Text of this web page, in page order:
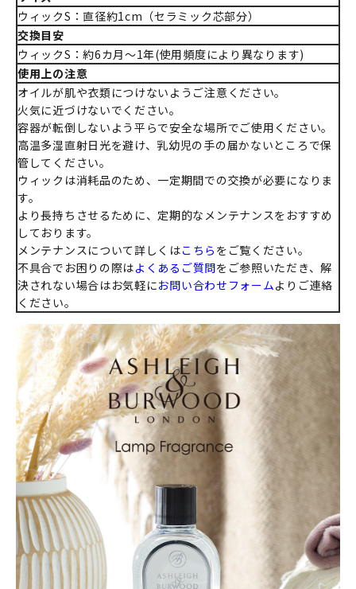
ウィックS：直径約1cm（セラミック芯部分）
交換目安
ウィックS：約6カ月～1年(使用頻度により異なります)
使用上の注意
オイルが肌や衣類につけないようご注意ください。
火気に近づけないでください。
容器が転倒しないよう平らで安全な場所でご使用ください。
高温多湿直射日光を避け、乳幼児の手の届かないところで保
管してください。
ウィックは消耗品のため、一定期間での交換が必要になりま
す。
より長持ちさせるために、定期的なメンテナンスをおすすめ
しております。
メンテナンスについて詳しくはこちら をご覧ください。
不具合でお困りの際はよくあるご質問をご参照いただき、解
決されない場合はお気軽にお問い合わせフォームよりご連絡
ください。